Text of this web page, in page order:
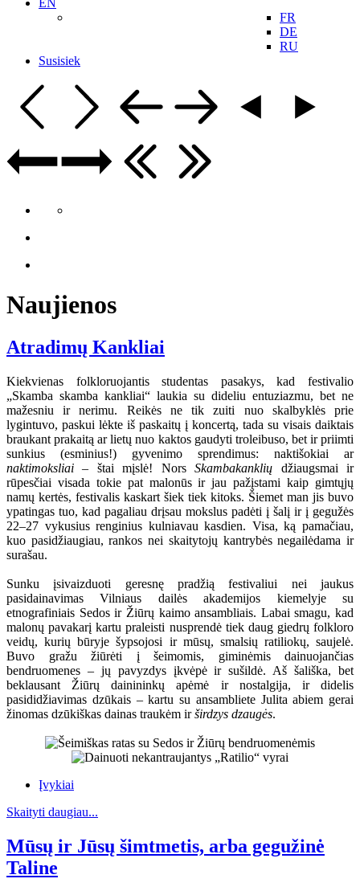
EN
FR
DE
RU
Susisiek
Naujienos
Atradimų Kankliai
Kiekvienas folkloruojantis studentas pasakys, kad festivalio
„Skamba skamba kankliai“ laukia su dideliu entuziazmu, bet ne
mažesniu ir nerimu. Reikės ne tik zuiti nuo skalbyklės prie
lygintuvo, paskui lėkte iš paskaitų į koncertą, tada su visais daiktais
braukant prakaitą ar lietų nuo kaktos gaudyti troleibuso, bet ir priimti
sunkius (esminius!) gyvenimo sprendimus: naktišokiai ar
naktimoksliai– štai mįslė! NorsSkambakanklių džiaugsmai ir
rūpesčiai visada tokie pat malonūs ir jau pažįstami kaip gimtųjų
namų kertės, festivalis kaskart šiek tiek kitoks. Šiemet man jis buvo
ypatingas tuo, kad pagaliau drįsau mokslus padėti į šalį ir į gegužės
22–27 vykusius renginius kulniavau kasdien. Visa, ką pamačiau,
kuo pasidžiaugiau, rankos nei skaitytojų kantrybės negailėdama ir
surašau.
Sunku įsivaizduoti geresnę pradžią festivaliui nei jaukus
pasidainavimas Vilniaus dailės akademijos kiemelyje su
etnografiniais Sedos ir Žiūrų kaimo ansambliais. Labai smagu, kad
malonų pavakarį kartu praleisti nusprendė tiek daug giedrų folkloro
veidų, kurių būryje šypsojosi ir mūsų, smalsių ratiliokų, saujelė.
Buvo gražu žiūrėti į šeimomis, giminėmis dainuojančias
bendruomenes – jų pavyzdys įkvėpė ir sušildė. Aš šališka, bet
beklausant Žiūrų dainininkų apėmė ir nostalgija, ir didelis
pasididžiavimas dzūkais – kartu su ansambliete Julita abiem gerai
žinomas dzūkiškas dainas traukėm irširdzys dzaugės.
Įvykiai
Skaityti daugiau...
Mūsų ir Jūsų šimtmetis, arba gegužinė
Taline